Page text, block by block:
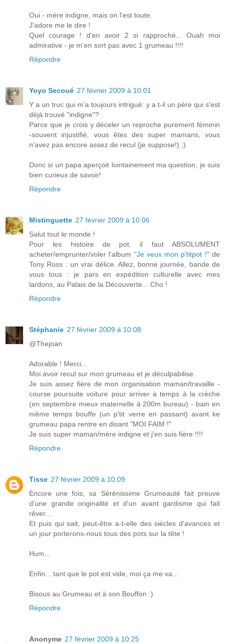
Oui - mère indigne, mais on l'est toute.
J'adore me le dire !
Quel courage ! d'en avoir 2 si rapproché... Ouah moi
admirative - je m'en sort pas avec 1 grumeau !!!!
Répondre
Yoyo Secoué 27 février 2009 à 10:01
Y a un truc qui m'a toujours intrigué: y a t-il un père qui s'est
déjà trouvé "indigne"?
Parce que je crois y déceler un reproche purement féminin
-souvent injustifié, vous êtes des super mamans, vous
n'avez pas encore assez de recul (je suppose!) ;)
Donc si un papa aperçoit lointainement ma question, je suis
bien curieux de savoir!
Répondre
Mistinguette 27 février 2009 à 10:06
Salut tout le monde !
Pour les histoire de pot, il faut ABSOLUMENT
acheter/emprunter/voler l'album "Je veux mon p'titpot !"de
Tony Ross : un vrai délice. Allez, bonne journée, bande de
vous tous : je pars en expédition culturelle avec mes
lardons, au Palais de la Découverte... Cho !
Répondre
Stéphanie 27 février 2009 à 10:08
@Thejoan
Adorable ! Merci...
Moi avoir recul sur mon grumeau et je déculpabilise.
Je suis assez fière de mon organisation maman/travaille -
course poursuite voiture pour arriver à temps à la crèche
(en septembre mieux maternelle à 200m bureau) - bain en
même temps bouffe (un p'tit verre en passant) avant ke
grumeau papa rentre en disant "MOI FAIM !"
Je suis super maman/mère indigne et j'en suis fière !!!!
Répondre
Tisse 27 février 2009 à 10:09
Encore une fois, sa Sérénissime Grumeauté fait preuve
d'une grande originalité et d'un avant gardisme qui fait
rêver...
Et puis qui sait, peut-être a-t-elle des siècles d'avances et
un jour porterons-nous tous des pots sur la tête !
Hum...
Enfin... tant que le pot est vide, moi ça me va...
Bisous au Grumeau et à son Bouffon :)
Répondre
Anonyme 27 février 2009 à 10:25